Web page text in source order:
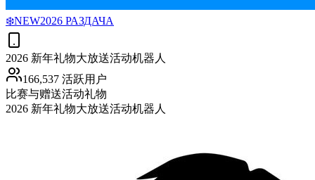
❄️NEW2026 РАЗДАЧА
2026 新年礼物大放送活动机器人
166,537 活跃用户
比赛与赠送活动礼物
2026 新年礼物大放送活动机器人